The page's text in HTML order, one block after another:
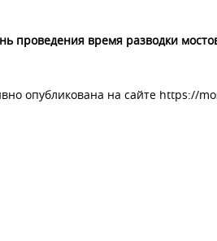
проведения время разводки
опубликована на сайте https://